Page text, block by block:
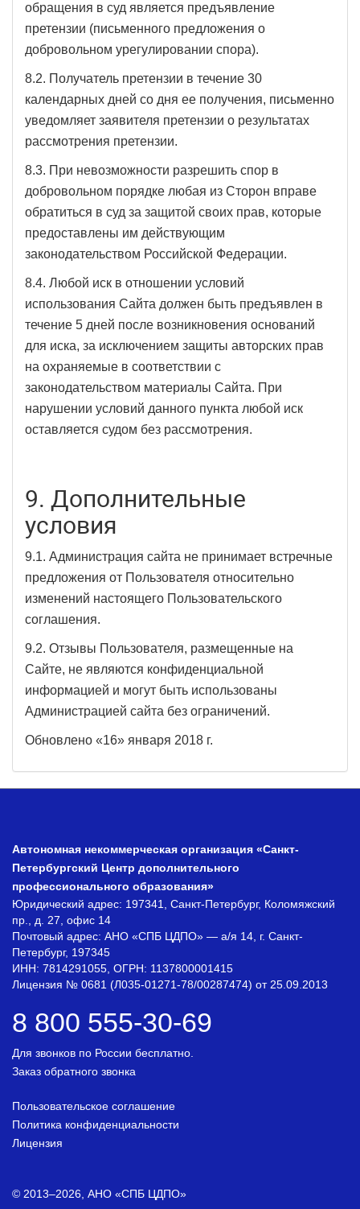
обращения в суд является предъявление
претензии (письменного предложения о
добровольном урегулировании спора).
8.2. Получатель претензии в течение 30
календарных дней со дня ее получения, письменно
уведомляет заявителя претензии о результатах
рассмотрения претензии.
8.3. При невозможности разрешить спор в
добровольном порядке любая из Сторон вправе
обратиться в суд за защитой своих прав, которые
предоставлены им действующим
законодательством Российской Федерации.
8.4. Любой иск в отношении условий
использования Сайта должен быть предъявлен в
течение 5 дней после возникновения оснований
для иска, за исключением защиты авторских прав
на охраняемые в соответствии с
законодательством материалы Сайта. При
нарушении условий данного пункта любой иск
оставляется судом без рассмотрения.
9. Дополнительные
условия
9.1. Администрация сайта не принимает встречные
предложения от Пользователя относительно
изменений настоящего Пользовательского
соглашения.
9.2. Отзывы Пользователя, размещенные на
Сайте, не являются конфиденциальной
информацией и могут быть использованы
Администрацией сайта без ограничений.
Обновлено «16» января 2018 г.
Автономная некоммерческая организация «Санкт-
Петербургский Центр дополнительного
профессионального образования»
Юридический адрес: 197341, Санкт-Петербург, Коломяжский
пр., д. 27, офис 14
Почтовый адрес: АНО «СПБ ЦДПО» — а/я 14, г. Санкт-
Петербург, 197345
ИНН: 7814291055, ОГРН: 1137800001415
Лицензия № 0681 (Л035-01271-78/00287474) от 25.09.2013
8 800 555-30-69
Для звонков по России бесплатно.
Заказ обратного звонка
Пользовательское соглашение
Политика конфиденциальности
Лицензия
© 2013–2026, АНО «СПБ ЦДПО»